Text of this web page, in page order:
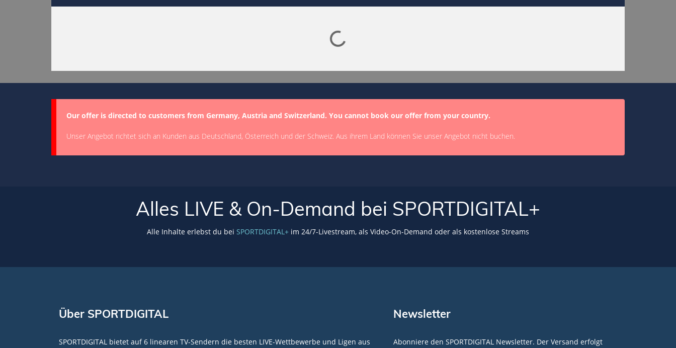
Lade SPORTDIGITAL+ Mediathek
Our offer is directed to customers from Germany, Austria and Switzerland. You cannot book our offer from your country.
Unser Angebot richtet sich an Kunden aus Deutschland, Österreich und der Schweiz. Aus ihrem Land können Sie unser Angebot nicht buchen.
Alles LIVE & On-Demand bei SPORTDIGITAL+
Alle Inhalte erlebst du bei SPORTDIGITAL+ im 24/7-Livestream, als Video-On-Demand oder als kostenlose Streams
Über SPORTDIGITAL
SPORTDIGITAL bietet auf 6 linearen TV-Sendern die besten LIVE-Wettbewerbe und Ligen aus
Newsletter
Abonniere den SPORTDIGITAL Newsletter. Der Versand erfolgt